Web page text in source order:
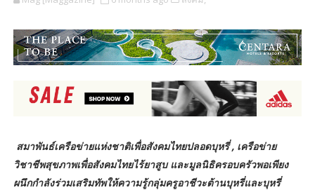
สมาพันธ์เครือข่ายแห่งชาติเพื่อสังคมไทยปลอดบุหรี่ , เครือข่าย
วิชาชีพสุขภาพเพื่อสังคมไทยไร้ยาสูบ และมูลนิธิครอบครัวพอเพียง
ผนึกกำลังร่วมเสริมทัพให้ความรู้กลุ่มครูอาชีวะต้านบุหรี่และบุหรี่